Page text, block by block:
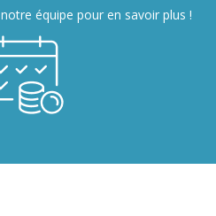
notre équipe pour en savoir plus !